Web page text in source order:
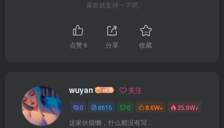
喜欢就支持一下吧
点赞9 分享 收藏
wuyan 关注
0 8615 0 8.6W+ 35.9W+
这家伙很懒，什么都没有写...